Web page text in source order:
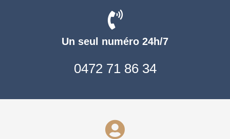
Un seul numéro 24h/7
0472 71 86 34